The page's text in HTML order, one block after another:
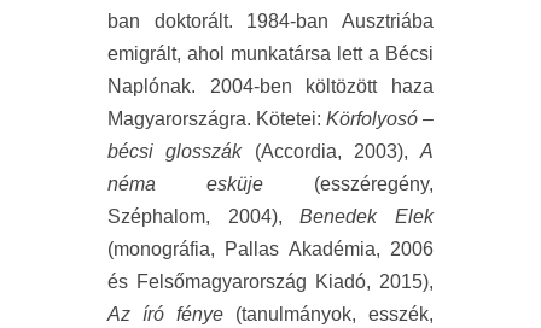
ban doktorált. 1984-ban Ausztriába
emigrált, ahol munkatársa lett a Bécsi
Naplónak. 2004-ben költözött haza
Magyarországra. Kötetei: Körfolyosó –
bécsi glosszák (Accordia, 2003), A
néma esküje (esszéregény,
Széphalom, 2004),Benedek Elek
(monográfia, Pallas Akadémia, 2006
és Felsőmagyarország Kiadó, 2015),
Az író fénye (tanulmányok, esszék,